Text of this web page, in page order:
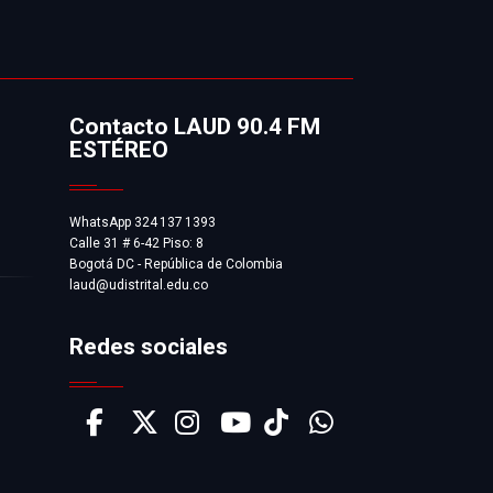
Contacto LAUD 90.4 FM
ESTÉREO
WhatsApp 324 137 1393
Calle 31 # 6-42 Piso: 8
Bogotá DC - República de Colombia
laud@udistrital.edu.co
Redes sociales